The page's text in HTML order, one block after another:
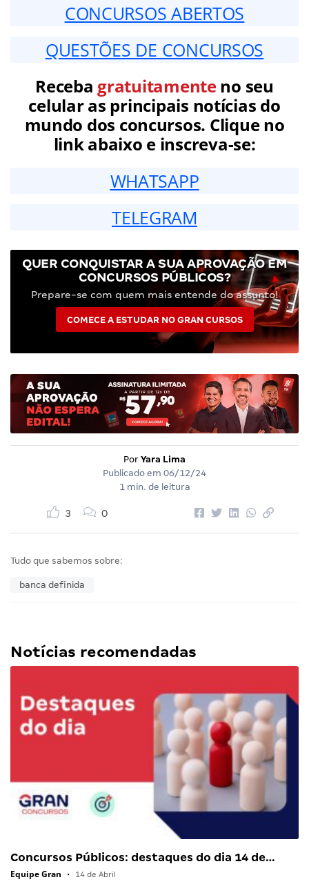
CONCURSOS ABERTOS
QUESTÕES DE CONCURSOS
Receba gratuitamenteno seu
celular as principais notícias do
mundo dos concursos. Clique no
link abaixo e inscreva-se:
WHATSAPP
TELEGRAM
QUER CONQUISTAR A SUA APROVAÇÃO EM
CONCURSOS PÚBLICOS?
Prepare-se com quem mais entende do assunto!
COMECE A ESTUDAR NO GRAN CURSOS
Por Yara Lima
Publicado em 06/12/24
1 min. de leitura
3 0
Tudo que sabemos sobre:
banca definida
Notícias recomendadas
Concursos Públicos: destaques do dia 14 de…
Equipe Gran • 14 de Abril